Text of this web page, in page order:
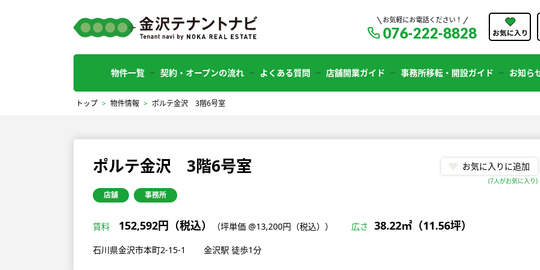
お気軽にお電話ください！
076-222-8828
物件一覧 契約・オープンの流れ よくある質問 店舗開業ガイド 事務所移転・開設ガイド お知ら
トップ > 物件情報 > ポルテ金沢 3階6号室
お気に入りに追加
(7人がお気に入り)
ポルテ金沢 3階6号室
店舗 事務所
賃料 152,592円（税込） （坪単価 @13,200円（税込）） 広さ 38.22㎡（11.56坪）
石川県金沢市本町2-15-1 金沢駅 徒歩1分